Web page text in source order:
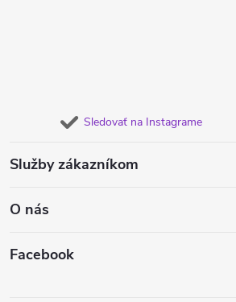
Sledovať na Instagrame
Služby zákazníkom
O nás
Facebook